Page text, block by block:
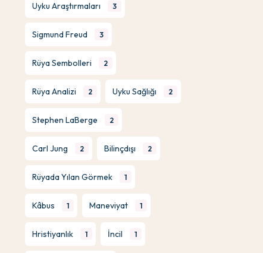
Uyku Araştırmaları 3
Sigmund Freud 3
Rüya Sembolleri 2
Rüya Analizi 2 Uyku Sağlığı 2
Stephen LaBerge 2
Carl Jung 2 Bilinçdışı 2
Rüyada Yılan Görmek 1
Kâbus 1 Maneviyat 1
Hristiyanlık 1 İncil 1